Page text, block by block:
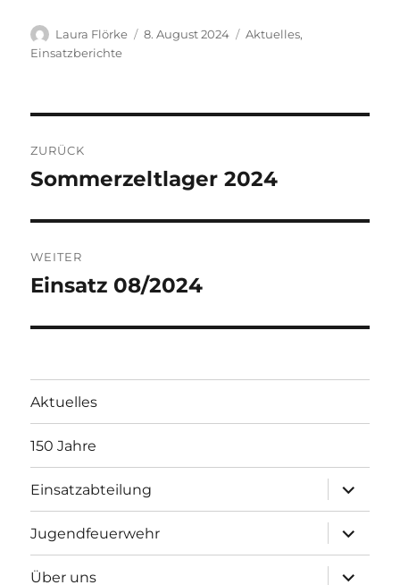
Autor
Laura Flörke
Veröffentlicht
8. August 2024 Kategorien
Aktuelles,
Einsatzberichte
ZURÜCK
Vorheriger
Sommerzeltlager 2024
WEITER
Nächster
Einsatz 08/2024
Aktuelles
150 Jahre
Einsatzabteilung
öffnen
Jugendfeuerwehr
öffnen
Über uns